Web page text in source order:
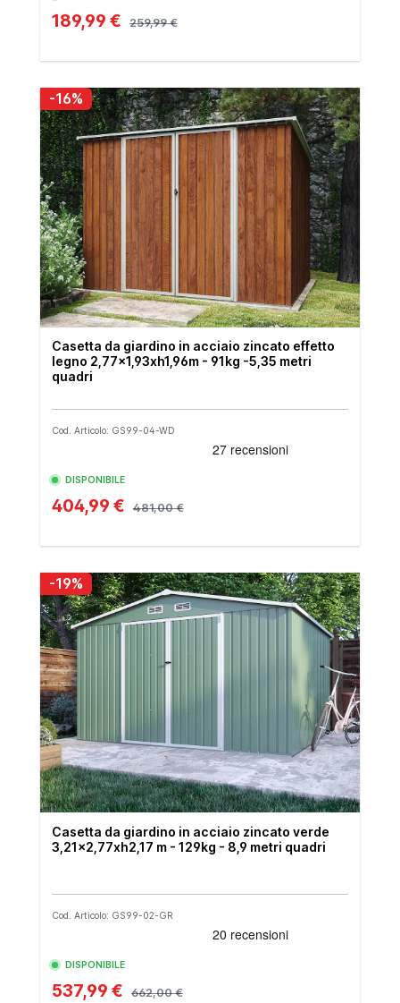
189,99 € 259,99 €
-16%
Casetta da giardino in acciaio zincato effetto
legno 2,77x1,93xh1,96m - 91kg -5,35 metri
quadri
Cod. Articolo: GS99-04-WD
DISPONIBILE
404,99 € 481,00 €
-19%
Casetta da giardino in acciaio zincato verde
3,21x2,77xh2,17 m - 129kg - 8,9 metri quadri
Cod. Articolo: GS99-02-GR
DISPONIBILE
537,99 € 662,00 €